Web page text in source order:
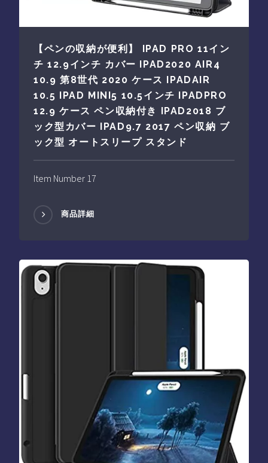
【ペンの収納が便利】 IPAD PRO 11イン
チ 12.9インチ カバー IPAD2020 AIR4
10.9 第8世代 2020 ケース IPADAIR
10.5 IPAD MINI5 10.5インチ IPADPRO
12.9 ケース ペン収納付き IPAD2018 ブ
ック型カバー IPAD9.7 2017 ペン収納 ブ
ック型 オートスリープ スタンド
Item Number 17
商品詳細